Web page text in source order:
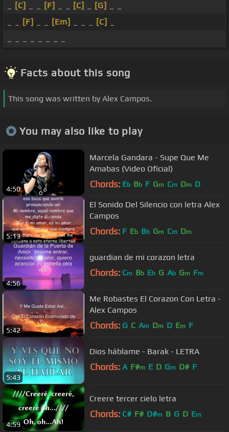
[C] [F] [C] [G]
[F] [Em] [C]
Facts about this song
This song was written by Alex Campos.
You may also like to play
4:50
Marcela Gandara - Supe Que Me
Amabas (Video Oficial)
Chords: Eb Bb F Gm Cm Dm D
5:13
El Sonido Del Silencio con letra Alex
Campos
Chords: F Eb Bb Gm Cm Dm
4:56
guardian de mi corazon letra
Chords: Cm Bb Eb G Ab Gm Fm
5:42
Me Robastes El Corazon Con Letra -
Alex Campos
Chords: G C Am Dm D Em F
5:43
Dios háblame - Barak - LETRA
Chords: A F#m E D Gm D# F
4:59
Creere tercer cielo letra
Chords: C# F# D#m B G D Em